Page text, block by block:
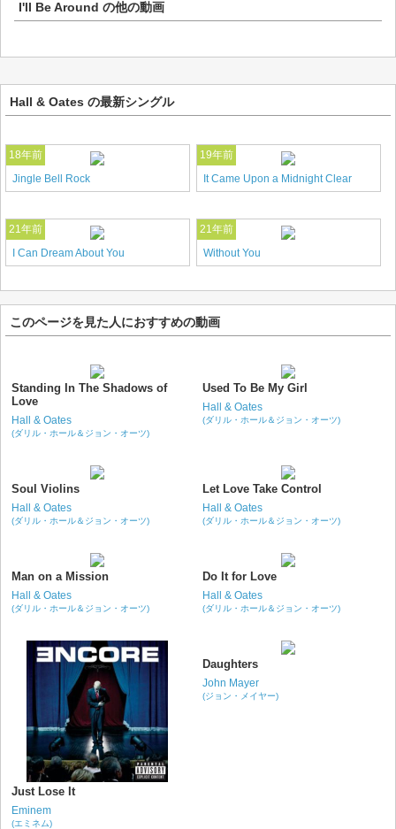
I'll Be Around の他の動画
Hall & Oates の最新シングル
18年前
Jingle Bell Rock
19年前
It Came Upon a Midnight Clear
21年前
I Can Dream About You
21年前
Without You
このページを見た人におすすめの動画
Standing In The Shadows of
Love
Hall & Oates
(ダリル・ホール＆ジョン・オーツ)
Used To Be My Girl
Hall & Oates
(ダリル・ホール＆ジョン・オーツ)
Soul Violins
Hall & Oates
(ダリル・ホール＆ジョン・オーツ)
Let Love Take Control
Hall & Oates
(ダリル・ホール＆ジョン・オーツ)
Man on a Mission
Hall & Oates
(ダリル・ホール＆ジョン・オーツ)
Do It for Love
Hall & Oates
(ダリル・ホール＆ジョン・オーツ)
Just Lose It
Eminem
(エミネム)
Daughters
John Mayer
(ジョン・メイヤー)